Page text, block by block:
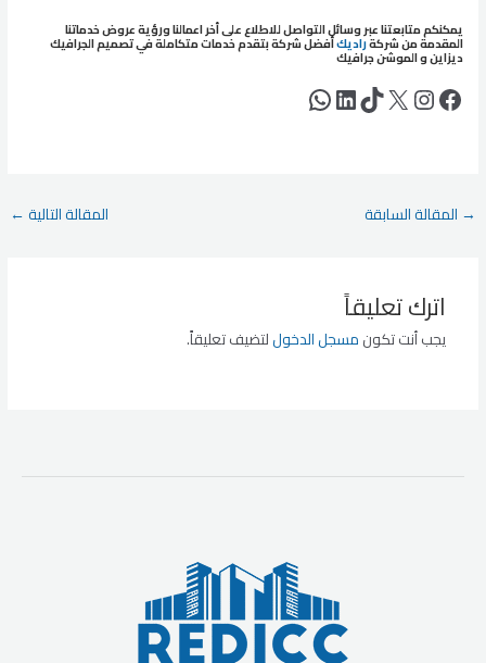
يمكنكم متابعتنا عبر وسائل التواصل للاطلاع على أخر اعمالنا ورؤية عروض خدماتنا
المقدمة من شركةراديكأفضل شركة بتقدم خدمات متكاملة فيتصميم الجرافيك
ديزاين و الموشن جرافيك
فيسبوك
إنستجرام
إكس
تيك توك
لينكد إنواتساب
Post
→ المقالة السابقة المقالة التالية←
اترك تعليقاً
يجب أنت تكونمسجل الدخوللتضيف تعليقاً.